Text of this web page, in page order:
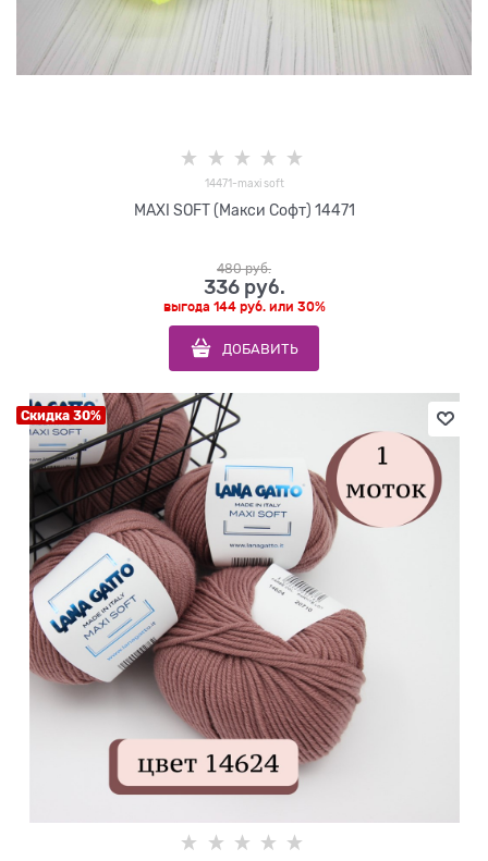
14471-maxi soft
MAXI SOFT (Макси Софт) 14471
480 руб.
336 руб.
выгода 144 руб.или 30%
ДОБАВИТЬ
Скидка 30%